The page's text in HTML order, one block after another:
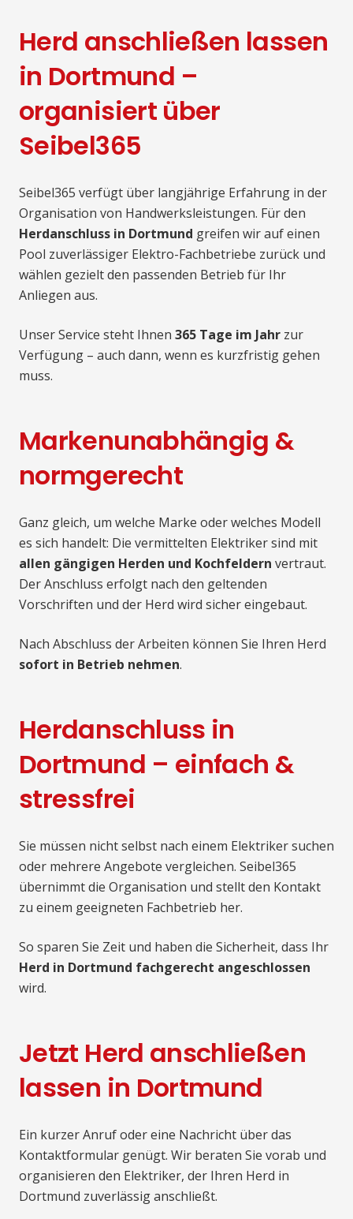
Herd anschließen lassen
in Dortmund –
organisiert über
Seibel365
Seibel365 verfügt über langjährige Erfahrung in der
Organisation von Handwerksleistungen. Für den
Herdanschluss in Dortmund greifen wir auf einen
Pool zuverlässiger Elektro-Fachbetriebe zurück und
wählen gezielt den passenden Betrieb für Ihr
Anliegen aus.
Unser Service steht Ihnen 365 Tage im Jahr zur
Verfügung – auch dann, wenn es kurzfristig gehen
muss.
Markenunabhängig &
normgerecht
Ganz gleich, um welche Marke oder welches Modell
es sich handelt: Die vermittelten Elektriker sind mit
allen gängigen Herden und Kochfeldern vertraut.
Der Anschluss erfolgt nach den geltenden
Vorschriften und der Herd wird sicher eingebaut.
Nach Abschluss der Arbeiten können Sie Ihren Herd
sofort in Betrieb nehmen.
Herdanschluss in
Dortmund – einfach &
stressfrei
Sie müssen nicht selbst nach einem Elektriker suchen
oder mehrere Angebote vergleichen. Seibel365
übernimmt die Organisation und stellt den Kontakt
zu einem geeigneten Fachbetrieb her.
So sparen Sie Zeit und haben die Sicherheit, dass Ihr
Herd in Dortmund fachgerecht angeschlossen
wird.
Jetzt Herd anschließen
lassen in Dortmund
Ein kurzer Anruf oder eine Nachricht über das
Kontaktformular genügt. Wir beraten Sie vorab und
organisieren den Elektriker, der Ihren Herd in
Dortmund zuverlässig anschließt.